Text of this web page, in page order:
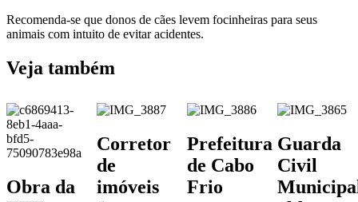
Recomenda-se que donos de cães levem focinheiras para seus
animais com intuito de evitar acidentes.
Veja também
Obra da
Corretor
de
imóveis
Prefeitura
de Cabo
Frio
Guarda
Civil